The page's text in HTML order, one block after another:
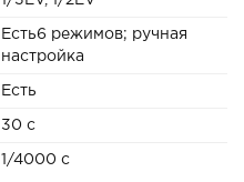
Есть6 режимов; ручная
настройка
Есть
30 c
1/4000 c